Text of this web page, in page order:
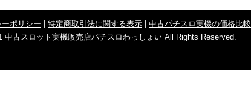
ポリシー 特定商取引法に関する表示 中古パチスロ実機の価格比較
中古スロット実機販売店パチスロわっしょい All Rights Reserved.